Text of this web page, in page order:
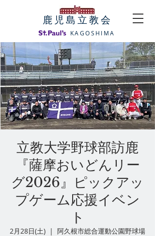
KAGOSHIMA
​鹿児島立教会
立教大学野球部訪鹿
『薩摩おいどんリー
グ2026』ピックアッ
プゲーム応援イベン
ト
2月28日(土)
  |
阿久根市総合運動公園野球場